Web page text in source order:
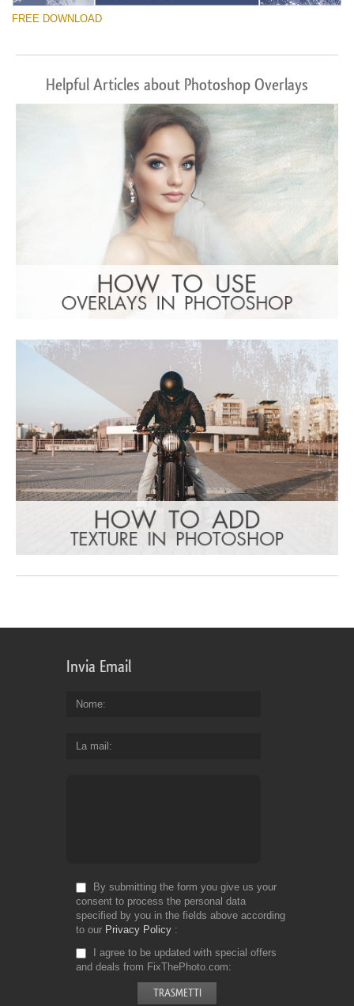
FREE DOWNLOAD
Helpful Articles about Photoshop Overlays
Invia Email
Nome
La mail
By submitting the form you give us your
consent to process the personal data
specified by you in the fields above according
to our Privacy Policy
I agree to be updated with special offers
and deals from FixThePhoto.com